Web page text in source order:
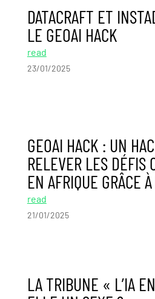
DATACRAFT ET
LE GEOAI HACK
read
23/01/2025
GEOAI HACK : UN
RELEVER LES DÉFIS
EN AFRIQUE GRÂCE À
read
21/01/2025
LA TRIBUNE « L’IA